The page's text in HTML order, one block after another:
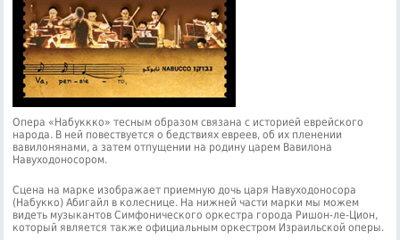
Опера «Набуккко» тесным образом связана с историей еврейского
народа. В ней повествуется о бедствиях евреев, об их пленении
вавилонянами, а затем отпущении на родину царем Вавилона
Навуходоносором.
Сцена на марке изображает приемную дочь царя Навуходоносора
(Набукко) Абигайл в колеснице. На нижней части марки мы можем
видеть музыкантов Симфонического оркестра города Ришон-ле-Цион,
который является также официальным оркестром Израильской оперы.